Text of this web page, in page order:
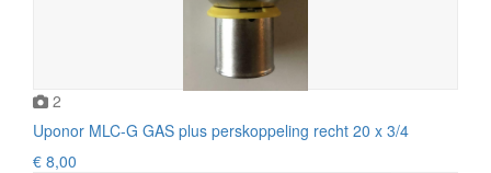
2
Uponor MLC-G GAS plus perskoppeling recht 20 x 3/4
€ 8,00